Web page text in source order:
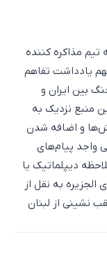
تیم مذاکره کننده
یادداشت تفاهم
بین ایران و
منبع نزدیک به
و اضافه شدن
واجد پیام‌های
دیپلماتیک یا
به نقل از
نشینی از لبنان